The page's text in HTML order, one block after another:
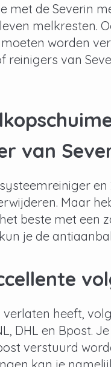
met de Severin
melkresten.
worden
reinigers van
van
Maar
beste met een
je de
heeft,
DHL en Bpost.
verstuurd